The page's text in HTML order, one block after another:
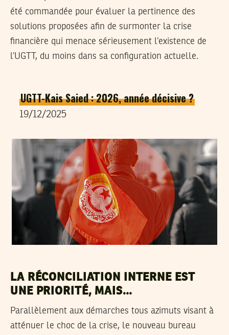
été commandée pour évaluer la pertinence des
solutions proposées afin de surmonter la crise
financière qui menace sérieusement l’existence de
l’UGTT, du moins dans sa configuration actuelle.
UGTT-Kais Saied : 2026, année décisive ?
19/12/2025
LA RÉCONCILIATION INTERNE EST
UNE PRIORITÉ, MAIS…
Parallèlement aux démarches tous azimuts visant à
atténuer le choc de la crise, le nouveau bureau